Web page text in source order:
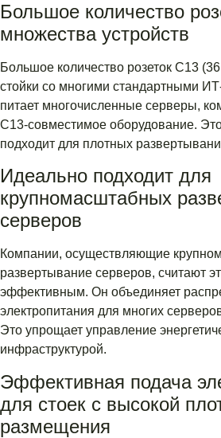
Большое количество
множества устройств
Большое количество розеток C13
стойки со многими стандартными
питает многочисленные серверы,
C13-совместимое оборудование.
подходит для плотных
Идеально подходит для
крупномасштабных
серверов
Компании, осуществляющие
развертывание серверов, считают
эффективным. Он объединяет
электропитания для многих
Это упрощает управление
инфраструктурой.
Эффективная подача
для стоек с высокой
размещения